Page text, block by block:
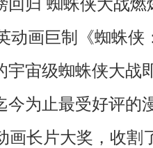
回归 蜘蛛侠大战燃
动画巨制《蜘蛛侠
宇宙级蜘蛛侠大战
今为止最受好评的
画长片大奖，收割